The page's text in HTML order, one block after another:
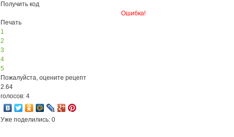
Получить код
Ошибка!
Печать
1
2
3
4
5
Пожалуйста, оцените рецепт
2.64
голосов: 4
Уже поделились: 0